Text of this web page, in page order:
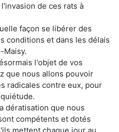
de ces rats à
façon se libérer des
conditions et dans les délais
Maisy.
l'objet de vos
que nous allons pouvoir
radicales contre eux, pour
dératisation que nous
compétents et dotés